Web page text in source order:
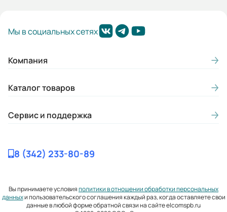
Мы в социальных сетях
Компания
Каталог товаров
Сервис и поддержка
8 (342) 233-80-89
Вы принимаете условияполитики в отношении обработки персональных
данныхи пользовательского соглашения каждый раз, когда оставляете свои
данные в любой форме обратной связи на сайте elcomspb.ru